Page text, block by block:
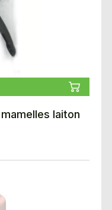
laiton